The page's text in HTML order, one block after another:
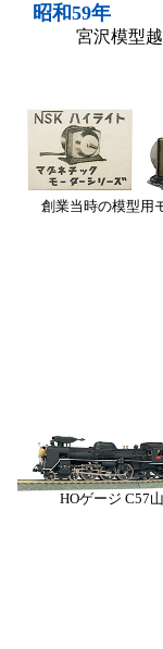
昭和59年
宮沢模型
創業当時の模型用
HOゲージ C57